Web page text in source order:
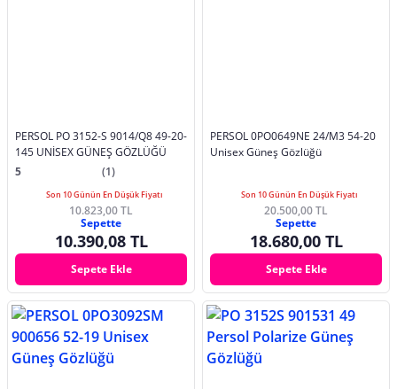
PERSOL PO 3152-S 9014/Q8 49-20-
145 UNİSEX GÜNEŞ GÖZLÜĞÜ
5
(1)
Son 10 Günün En Düşük Fiyatı
10.823,00 TL
Sepette
10.390,08 TL
Sepete Ekle
PERSOL 0PO0649NE 24/M3 54-20
Unisex Güneş Gözlüğü
Son 10 Günün En Düşük Fiyatı
20.500,00 TL
Sepette
18.680,00 TL
Sepete Ekle